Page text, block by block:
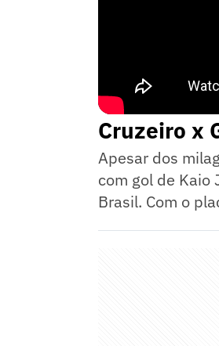
Cruzeiro x
Apesar dos
com gol de Kaio
Brasil. Com o